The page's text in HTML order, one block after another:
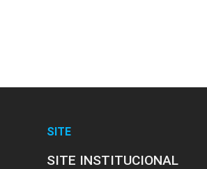
SITE
SITE INSTITUCIONAL